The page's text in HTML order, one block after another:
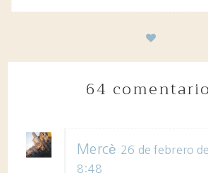
64
Mercè 26 de febrero
8:48